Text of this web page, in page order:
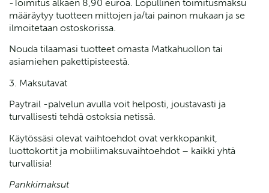
-Toimitus alkaen 8,90 euroa. Lopullinen toimitusmaksu
määräytyy tuotteen mittojen ja/tai painon mukaan ja se
ilmoitetaan ostoskorissa.
Nouda tilaamasi tuotteet omasta Matkahuollon tai
asiamiehen pakettipisteestä.
3. Maksutavat
Paytrail -palvelun avulla voit helposti, joustavasti ja
turvallisesti tehdä ostoksia netissä.
Käytössäsi olevat vaihtoehdot ovat verkkopankit,
luottokortit ja mobiilimaksuvaihtoehdot – kaikki yhtä
turvallisia!
Pankkimaksut